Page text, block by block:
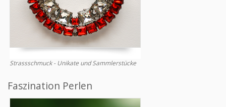
Strassschmuck - Unikate und Sammlerstücke
Faszination Perlen